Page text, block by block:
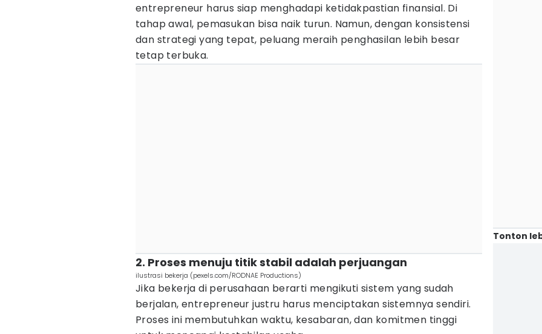
entrepreneur harus siap menghadapi ketidakpastian finansial. Di
tahap awal, pemasukan bisa naik turun. Namun, dengan konsistensi
dan strategi yang tepat, peluang meraih penghasilan lebih besar
tetap terbuka.
2. Proses menuju titik stabil adalah perjuangan
ilustrasi bekerja (pexels.com/RODNAE Productions)
Jika bekerja di perusahaan berarti mengikuti sistem yang sudah
berjalan, entrepreneur justru harus menciptakan sistemnya sendiri.
Proses ini membutuhkan waktu, kesabaran, dan komitmen tinggi
Tonton